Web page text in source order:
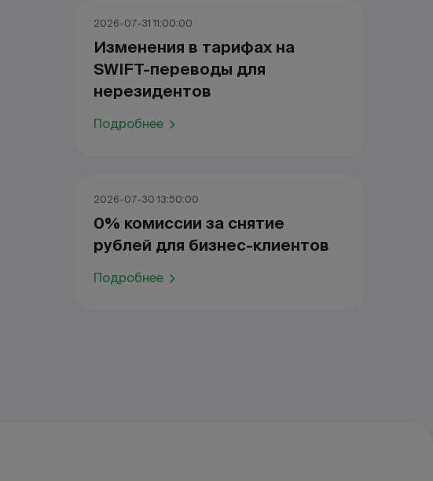
2026-07-31 11:00:00
Изменения в тарифах на
SWIFT-переводы для
нерезидентов
Подробнее
2026-07-30 13:50:00
0% комиссии за снятие
рублей для бизнес-клиентов
Подробнее